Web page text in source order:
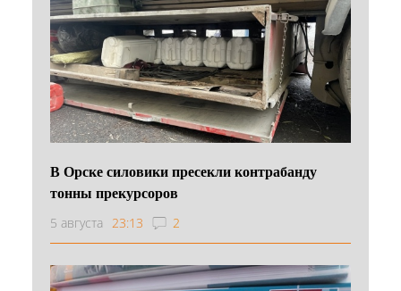
В Орске силовики пресекли контрабанду
тонны прекурсоров
5 августа 23:13 2